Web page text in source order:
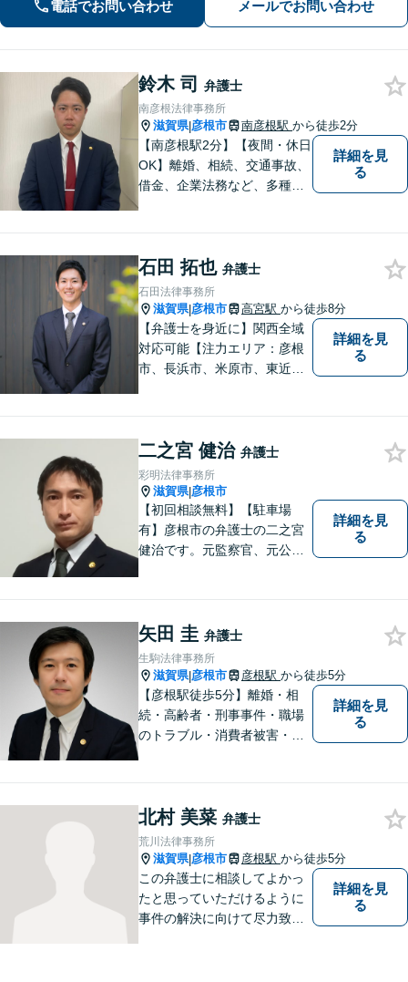
【彦根駅7分】
電話でお問い合わせ メールでお問い合わせ
鈴木 司 弁護士
南彦根法律事務所
滋賀県|彦根市 南彦根駅 から徒歩2分
【南彦根駅2分】【夜間・休日
OK】離婚、相続、交通事故、
借金、企業法務など、多種多
をモットーに、皆様それぞれ
に合った解決を図ってまいり
ます。お気軽にご相談くださ
い。
詳細を見
る
石田 拓也 弁護士
石田法律事務所
滋賀県|彦根市 高宮駅 から徒歩8分
【弁護士を身近に】関西全域
対応可能【注力エリア：彦根
市、長浜市、米原市、東近江
まに、不安を和らげベストな
解決策を提供します「迅速丁
寧」【無料相談有・駐車場完
備】【英語対応可】
詳細を見
る
二之宮 健治 弁護士
彩明法律事務所
滋賀県|彦根市
【初回相談無料】【駐車場
有】彦根市の弁護士の二之宮
健治です。元監察官、元公務
詳細を見
る
矢田 圭 弁護士
生駒法律事務所
滋賀県|彦根市 彦根駅 から徒歩5分
【彦根駅徒歩5分】離婚・相
続・高齢者・刑事事件・職場
のトラブル・消費者被害・法
詳細を見
る
北村 美菜 弁護士
荒川法律事務所
滋賀県|彦根市 彦根駅 から徒歩5分
この弁護士に相談してよかっ
たと思っていただけるように
事件の解決に向けて尽力致し
詳細を見
る